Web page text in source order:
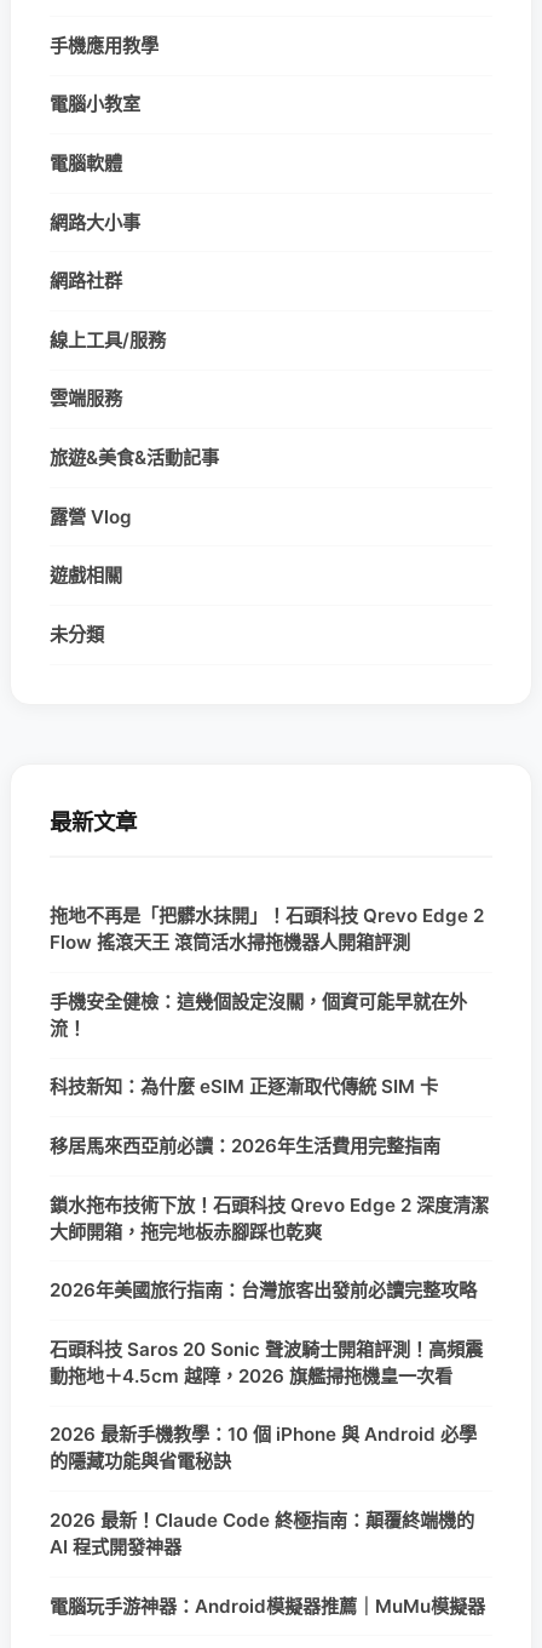
手機應用教學
電腦小教室
電腦軟體
網路大小事
網路社群
線上工具/服務
雲端服務
旅遊&美食&活動記事
露營 Vlog
遊戲相關
未分類
最新文章
拖地不再是「把髒水抹開」！石頭科技 Qrevo Edge 2
Flow 搖滾天王 滾筒活水掃拖機器人開箱評測
手機安全健檢：這幾個設定沒關，個資可能早就在外
流！
科技新知：為什麼 eSIM 正逐漸取代傳統 SIM 卡
移居馬來西亞前必讀：2026年生活費用完整指南
鎖水拖布技術下放！石頭科技 Qrevo Edge 2 深度清潔
大師開箱，拖完地板赤腳踩也乾爽
2026年美國旅行指南：台灣旅客出發前必讀完整攻略
石頭科技 Saros 20 Sonic 聲波騎士開箱評測！高頻震
動拖地＋4.5cm 越障，2026 旗艦掃拖機皇一次看
2026 最新手機教學：10 個 iPhone 與 Android 必學
的隱藏功能與省電秘訣
2026 最新！Claude Code 終極指南：顛覆終端機的
AI 程式開發神器
電腦玩手游神器：Android模擬器推薦｜MuMu模擬器